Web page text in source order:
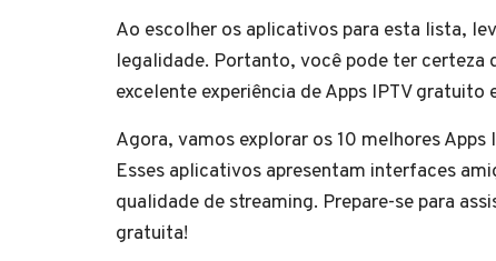
Ao escolher os aplicativos para esta lista,
legalidade. Portanto, você pode ter certeza
excelente experiência de Apps IPTV
Agora, vamos explorar os 10 melhores
Esses aplicativos apresentam interfaces
qualidade de streaming. Prepare-se para
gratuita!